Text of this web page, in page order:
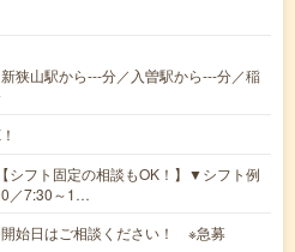
狭山駅から---分／入曽駅から---分／稲
フト固定の相談もOK！】▼シフト例
／7:30～1…
始日はご相談ください！ ※急募